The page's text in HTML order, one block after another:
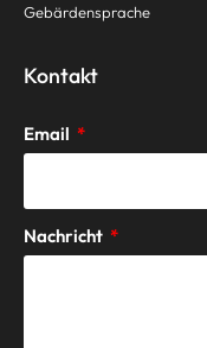
Gebärdensprache
Kontakt
Email
Nachricht